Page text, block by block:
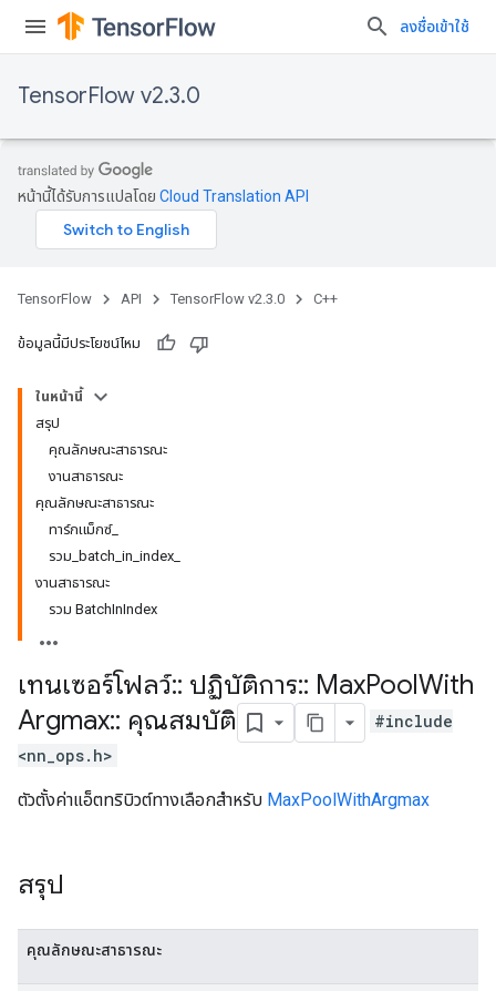
ลงชื่อเข้าใช้
TensorFlow v2.3.0
หน้านี้ได้รับการแปลโดย Cloud Translation API
TensorFlow API TensorFlow v2.3.0 C++
ข้อมูลนี้มีประโยชน์ไหม
ในหน้านี้
สรุป
คุณลักษณะสาธารณะ
งานสาธารณะ
คุณลักษณะสาธารณะ
ทาร์กแม็กซ์_
รวม_batch_in_index_
งานสาธารณะ
รวม BatchInIndex
เทนเซอร์โฟลว์:: ปฏิบัติการ:: MaxPoolWith
Argmax:: คุณสมบัติ
#include
<nn_ops.h>
ตัวตั้งค่าแอ็ตทริบิวต์ทางเลือกสำหรับ MaxPoolWithArgmax
สรุป
คุณลักษณะสาธารณะ